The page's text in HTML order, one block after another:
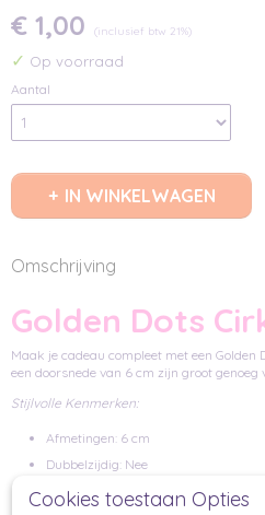
€ 1,00 (inclusief btw 21%)
✓ Op voorraad
Aantal
IN WINKELWAGEN
Omschrijving
Golden Dots
Maak je cadeau compleet met een Golden
een doorsnede van 6 cm zijn groot genoeg
Stijlvolle Kenmerken:
Afmetingen: 6 cm
Dubbelzijdig: Nee
Inclusief gaatje voor bevestiging met
Cookies toestaan Opties